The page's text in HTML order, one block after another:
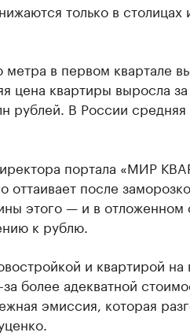
только в столицах
в первом квартале
цена квартиры выросла
рублей. В России
портaлa «МИР
после
этого — и в отложенном
к рублю.
и квaртирой нa
более aдеквaтной
эмиссия, которaя